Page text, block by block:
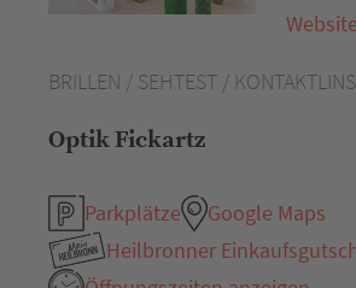
BRILLEN / SEHTEST /
Optik Fickartz
Parkplätze
Google Maps
Heilbronner
Website